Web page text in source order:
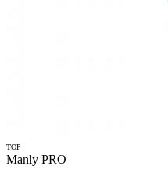
TOP
Manly PRO